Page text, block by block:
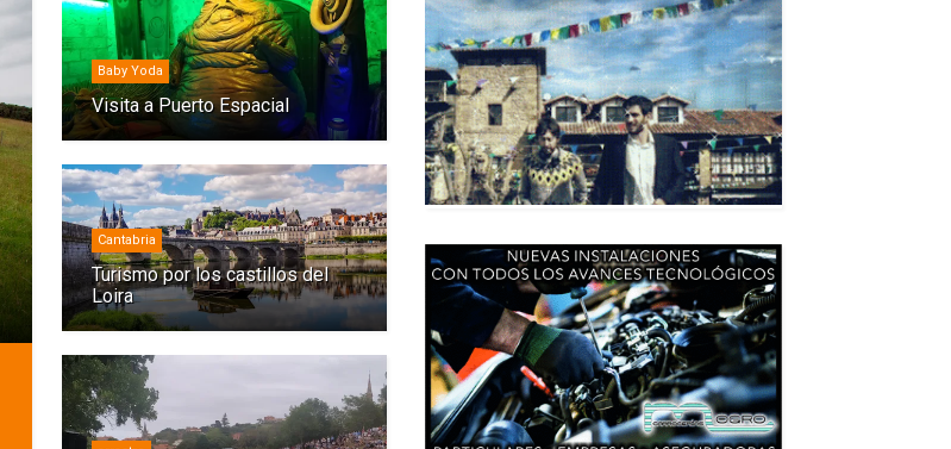
Baby Yoda
Visita a Puerto Espacial
Cantabria
Turismo por los castillos del
Loira